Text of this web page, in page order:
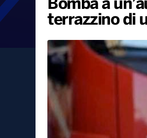
Bomba a
terrazzino di